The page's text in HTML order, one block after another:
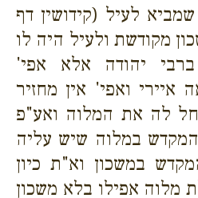
לעיל (קידושין דף
מקודשת ולעיל היה לו
יהודה אלא אפי'
איירי ואפי' אין מחזיר
לה את המלוה ואע"פ
במלוה שיש עליה
במשכון וא"ת כיון
מלוה אפילו בלא משכון